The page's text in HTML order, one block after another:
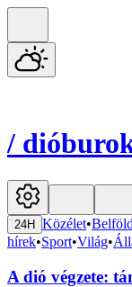
/
24H Közélet•Belföld
hírek•Sport•Világ•
A dió végzete: